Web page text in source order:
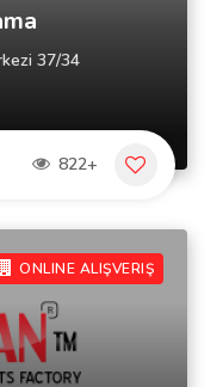
37/34
822+
ONLINE ALIŞVERIŞ